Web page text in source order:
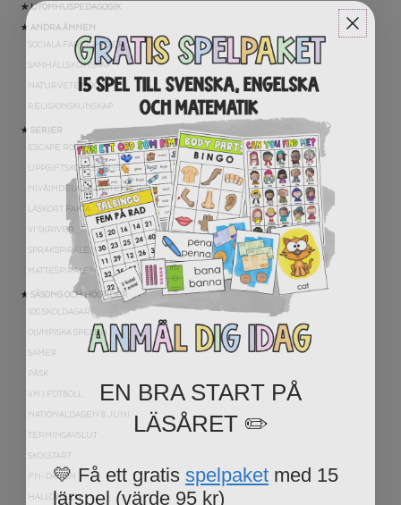
★ UTOMHUSPEDAGOGIK
★ ANDRA ÄMNEN
SOCIALA FÄRDIGHETER
SAMHÄLLSKUNSKAP
NATURVETENSKAP
RELIGIONSKUNSKAP
★ SERIER
ESCAPE ROOMS
UPPGIFTSKORT SVENSKA
NIVÅINDELADE LÄSTEXTER
LÄSKORT FAKTA
VI SKRIVER
SPRÅKSPIRALEN
MATTESPIRALEN
★ SÄSONG OCH HÖGTIDER
100 SKOLDAGAR
OLYMPISKA SPELEN
SAMER
PÅSK
VM I FOTBOLL
NATIONALDAGEN 6 JUNI
TERMINSAVSLUT
SKOLSTART
FN-DAGEN
HALLOWEEN
EN BRA START PÅ
LÄSÅRET ✏️
💛 Få ett gratis
lärspel (värde 95 kr)